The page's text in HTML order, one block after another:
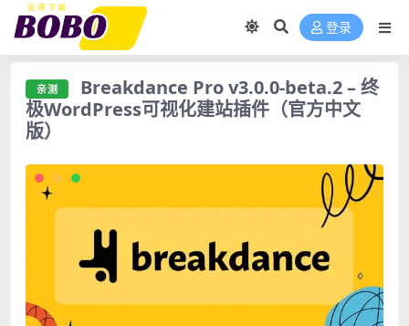
登录
亲测
Breakdance Pro v3.0.0-beta.2 – 终
极WordPress可视化建站插件（官方中文
版）